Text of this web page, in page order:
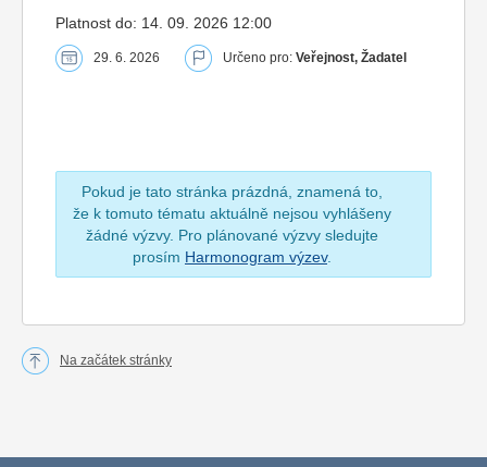
Platnost do: 14. 09. 2026 12:00
29. 6. 2026 Určeno pro: Veřejnost, Žadatel
Pokud je tato stránka prázdná, znamená to,
že k tomuto tématu aktuálně nejsou vyhlášeny
žádné výzvy. Pro plánované výzvy sledujte
prosím Harmonogram výzev.
Na začátek stránky